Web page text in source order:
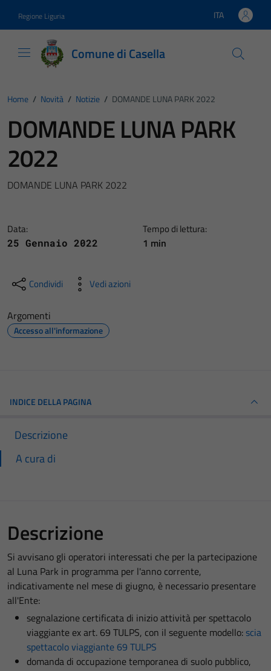
Regione Liguria Lingua attiva:
ITA
Comune di Casella
Home / Novità / Notizie / DOMANDE LUNA PARK 2022
DOMANDE LUNA PARK
2022
DOMANDE LUNA PARK 2022
Data:
25 Gennaio 2022
Tempo di lettura:
1 min
Condividi Vedi azioni
Argomenti
Accesso all'informazione
INDICE DELLA PAGINA
Descrizione
A cura di
Descrizione
Si avvisano gli operatori interessati che per la partecipazione
al Luna Park in programma per l'anno corrente,
indicativamente nel mese di giugno, è necessario presentare
all'Ente:
segnalazione certificata di inizio attività per spettacolo
viaggiante ex art. 69 TULPS, con il seguente modello: scia
spettacolo viaggiante 69 TULPS
domanda di occupazione temporanea di suolo pubblico,